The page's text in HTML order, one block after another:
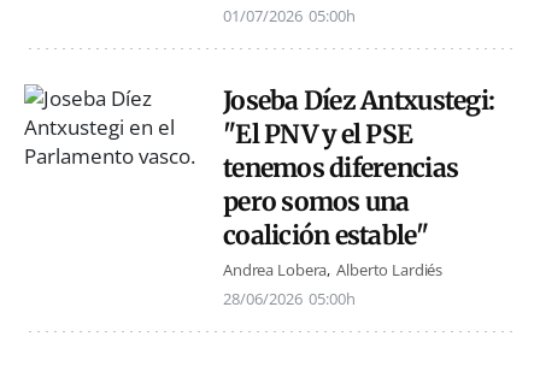
01/07/2026 05:00h
Joseba Díez Antxustegi:
"El PNV y el PSE
tenemos diferencias
pero somos una
coalición estable"
Andrea Lobera Alberto Lardiés
28/06/2026 05:00h